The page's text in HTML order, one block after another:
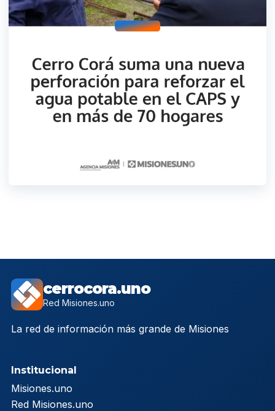
cerrocora.uno
Red Misiones.uno
La red de información más grande de Misiones
Institucional
Misiones.uno
Red Misiones.uno